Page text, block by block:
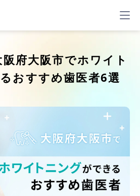
阪府大阪市でホワイト
おすすめ歯医者6選